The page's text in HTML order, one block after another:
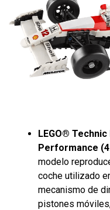
LEGO® Technic
Performance
modelo
coche utilizado
mecanismo de
pistones